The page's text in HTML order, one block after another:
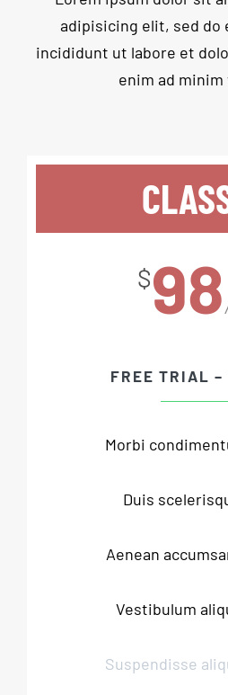
adipisicing elit, sed do
incididunt ut labore et
enim ad minim
$98
FREE TRIAL –
Morbi
Duis
Aenean
Vestibulum
Suspendisse